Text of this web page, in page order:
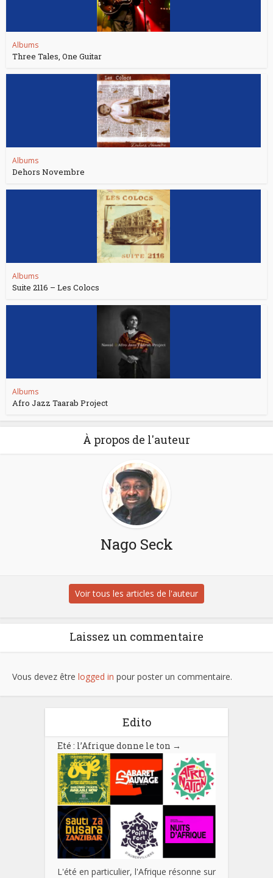
Albums
Three Tales, One Guitar
Albums
Dehors Novembre
Albums
Suite 2116 – Les Colocs
Albums
Afro Jazz Taarab Project
À propos de l'auteur
Nago Seck
Voir tous les articles de l'auteur
Laissez un commentaire
Vous devez être logged in pour poster un commentaire.
Edito
Eté : l’Afrique donne le ton →
L'été en particulier, l'Afrique résonne sur